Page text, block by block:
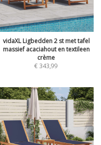
vidaXL Ligbedden 2 st met tafel
massief acaciahout en textileen
crème
€343,99